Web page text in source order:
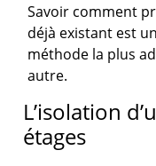
Savoir comment
déjà existant est
méthode la plus
autre.
L’isolation
étages